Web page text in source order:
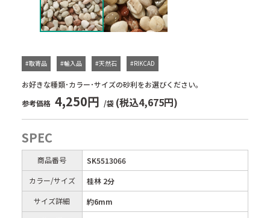
お好きな種類･カラー･サイズの砂利をお選びください。
#取寄品 #輸入品 #天然石 #RIKCAD
参考価格 4,250円 /袋 (税込4,675円)
SPEC
商品番号
SK5513066
カラー/サイズ
桂林 2分
サイズ詳細
約6mm